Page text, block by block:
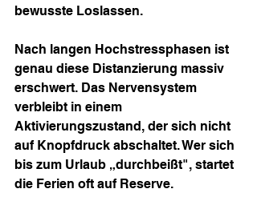
bewusste Loslassen.
Nach langen Hochstressphasen ist
genau diese Distanzierung massiv
erschwert. Das Nervensystem
verbleibt in einem
Aktivierungszustand, der sich nicht
auf Knopfdruck abschaltet. Wer sich
bis zum Urlaub „durchbeißt", startet
die Ferien oft auf Reserve.